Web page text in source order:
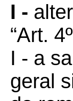
I -
“Art.
I - a
geral